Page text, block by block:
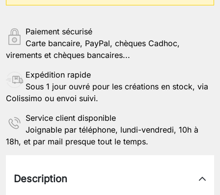
Paiement sécurisé
Carte bancaire, PayPal, chèques Cadhoc,
virements et chèques bancaires...
Expédition rapide
Sous 1 jour ouvré pour les créations en stock, via
Colissimo ou envoi suivi.
Service client disponible
Joignable par téléphone, lundi-vendredi, 10h à
18h, et par mail presque tout le temps.
Description